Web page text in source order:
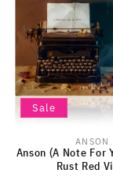
Sale
ANSON
Anson (A Note For
Rust Red